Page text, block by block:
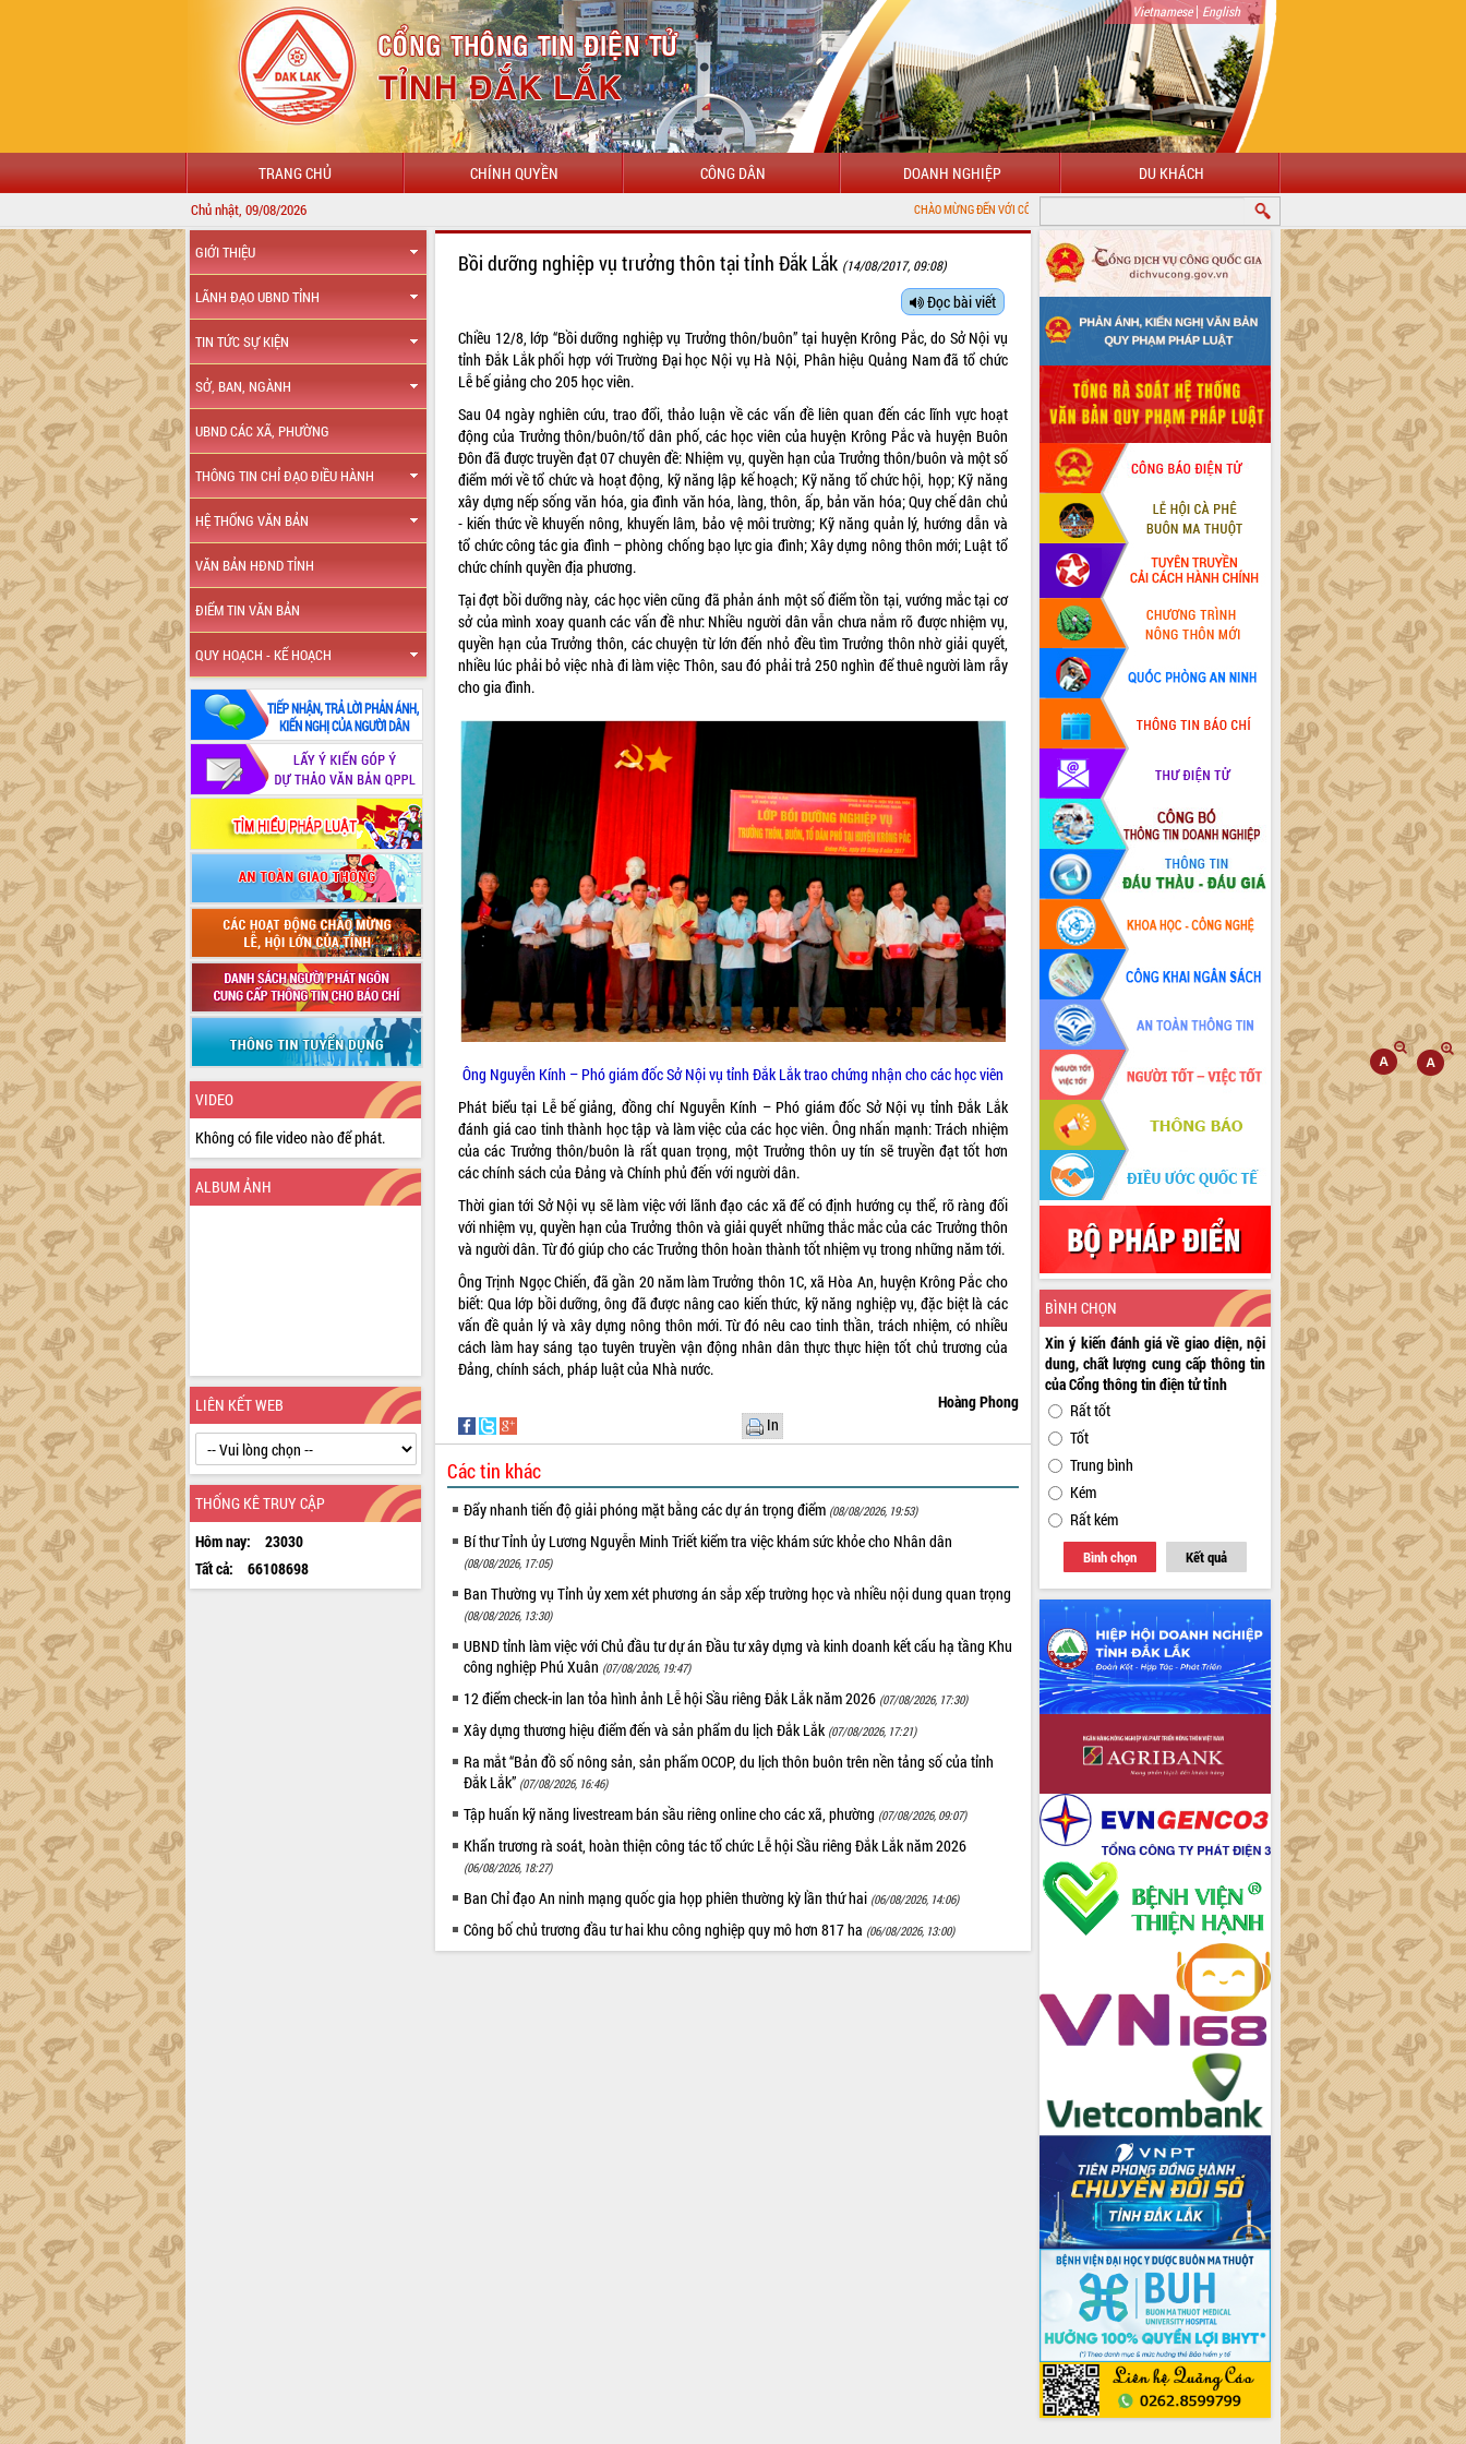
Vietnamese| English
TRANG CHỦ CHÍNH QUYỀN CÔNG DÂN DOANH NGHIỆP DU KHÁCH
Chủ nhật, 09/08/2026 CHÀO MỪNG ĐẾN VỚI CỔNG THÔNG TIN ĐIỆN TỬ TỈNH ĐẮK LẮK
GIỚI THIỆU
LÃNH ĐẠO UBND TỈNH
TIN TỨC SỰ KIỆN
SỞ, BAN, NGÀNH
UBND CÁC XÃ, PHƯỜNG
THÔNG TIN CHỈ ĐẠO ĐIỀU HÀNH
HỆ THỐNG VĂN BẢN
VĂN BẢN HĐND TỈNH
ĐIỂM TIN VĂN BẢN
QUY HOẠCH - KẾ HOẠCH
VIDEO
Không có file video nào để phát.
ALBUM ẢNH
LIÊN KẾT WEB
THỐNG KÊ TRUY CẬP
Hôm nay:
23030
Tất cả:
66108698
Bồi dưỡng nghiệp vụ trưởng thôn tại tỉnh Đắk Lắk (14/08/2017, 09:08)
Đọc bài viết
Chiều 12/8, lớp “Bồi dưỡng nghiệp vụ Trưởng thôn/buôn” tại huyện Krông Pắc, do Sở Nội vụ
tỉnh Đắk Lắk phối hợp với Trường Đại học Nội vụ Hà Nội, Phân hiệu Quảng Nam đã tổ chức
Lễ bế giảng cho 205 học viên.
Sau 04 ngày nghiên cứu, trao đổi, thảo luận về các vấn đề liên quan đến các lĩnh vực hoạt
động của Trưởng thôn/buôn/tổ dân phố, các học viên của huyện Krông Pắc và huyện Buôn
Đôn đã được truyền đạt 07 chuyên đề: Nhiệm vụ, quyền hạn của Trưởng thôn/buôn và một số
điểm mới về tổ chức và hoạt động, kỹ năng lập kế hoạch; Kỹ năng tổ chức hội, họp; Kỹ năng
xây dựng nếp sống văn hóa, gia đình văn hóa, làng, thôn, ấp, bản văn hóa; Quy chế dân chủ
- kiến thức về khuyến nông, khuyến lâm, bảo vệ môi trường; Kỹ năng quản lý, hướng dẫn và
tổ chức công tác gia đình – phòng chống bạo lực gia đình; Xây dựng nông thôn mới; Luật tổ
chức chính quyền địa phương.
Tại đợt bồi dưỡng này, các học viên cũng đã phản ánh một số điểm tồn tại, vướng mắc tại cơ
sở của mình xoay quanh các vấn đề như: Nhiều người dân vẫn chưa nắm rõ được nhiệm vụ,
quyền hạn của Trưởng thôn, các chuyện từ lớn đến nhỏ đều tìm Trưởng thôn nhờ giải quyết,
nhiều lúc phải bỏ việc nhà đi làm việc Thôn, sau đó phải trả 250 nghìn để thuê người làm rẫy
cho gia đình.
Ông Nguyễn Kính – Phó giám đốc Sở Nội vụ tỉnh Đắk Lắk trao chứng nhận cho các học viên
Phát biểu tại Lễ bế giảng, đồng chí Nguyễn Kính – Phó giám đốc Sở Nội vụ tỉnh Đắk Lắk
đánh giá cao tinh thành học tập và làm việc của các học viên. Ông nhấn mạnh: Trách nhiệm
của các Trưởng thôn/buôn là rất quan trọng, một Trưởng thôn uy tín sẽ truyền đạt tốt hơn
các chính sách của Đảng và Chính phủ đến với người dân.
Thời gian tới Sở Nội vụ sẽ làm việc với lãnh đạo các xã để có định hướng cụ thể, rõ ràng đối
với nhiệm vụ, quyền hạn của Trưởng thôn và giải quyết những thắc mắc của các Trưởng thôn
và người dân. Từ đó giúp cho các Trưởng thôn hoàn thành tốt nhiệm vụ trong những năm tới.
Ông Trịnh Ngọc Chiến, đã gần 20 năm làm Trưởng thôn 1C, xã Hòa An, huyện Krông Pắc cho
biết: Qua lớp bồi dưỡng, ông đã được nâng cao kiến thức, kỹ năng nghiệp vụ, đặc biệt là các
vấn đề quản lý và xây dựng nông thôn mới. Từ đó nêu cao tinh thần, trách nhiệm, có nhiều
cách làm hay sáng tạo tuyên truyền vận động nhân dân thực thực hiện tốt chủ trương của
Đảng, chính sách, pháp luật của Nhà nước.
Hoàng Phong
In
Các tin khác
Đẩy nhanh tiến độ giải phóng mặt bằng các dự án trọng điểm (08/08/2026, 19:53)
Bí thư Tỉnh ủy Lương Nguyễn Minh Triết kiểm tra việc khám sức khỏe cho Nhân dân
(08/08/2026, 17:05)
Ban Thường vụ Tỉnh ủy xem xét phương án sắp xếp trường học và nhiều nội dung quan trọng
(08/08/2026, 13:30)
UBND tỉnh làm việc với Chủ đầu tư dự án Đầu tư xây dựng và kinh doanh kết cấu hạ tầng Khu
công nghiệp Phú Xuân (07/08/2026, 19:47)
12 điểm check-in lan tỏa hình ảnh Lễ hội Sầu riêng Đắk Lắk năm 2026 (07/08/2026, 17:30)
Xây dựng thương hiệu điểm đến và sản phẩm du lịch Đắk Lắk (07/08/2026, 17:21)
Ra mắt “Bản đồ số nông sản, sản phẩm OCOP, du lịch thôn buôn trên nền tảng số của tỉnh
Đắk Lắk” (07/08/2026, 16:46)
Tập huấn kỹ năng livestream bán sầu riêng online cho các xã, phường (07/08/2026, 09:07)
Khẩn trương rà soát, hoàn thiện công tác tổ chức Lễ hội Sầu riêng Đắk Lắk năm 2026
(06/08/2026, 18:27)
Ban Chỉ đạo An ninh mạng quốc gia họp phiên thường kỳ lần thứ hai (06/08/2026, 14:06)
Công bố chủ trương đầu tư hai khu công nghiệp quy mô hơn 817 ha (06/08/2026, 13:00)
BÌNH CHỌN
Xin ý kiến đánh giá về giao diện, nội
dung, chất lượng cung cấp thông tin
của Cổng thông tin điện tử tỉnh
Rất tốt
Tốt
Trung bình
Kém
Rất kém
Bình chọn Kết quả